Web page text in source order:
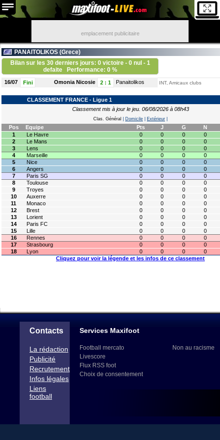
emplacement publicitaire
PANAITOLIKOS (Grece)
Bilan sur les 30 derniers jours: 0 victoire - 0 nul - 1
defaite
Performance: 0 %
16/07 Fini Omonia Nicosie 2 : 1 Panaitolikos INT, Amicaux clubs
CLASSEMENT FRANCE - Ligue 1
Classement mis à jour le jeu. 06/08/2026 à 08h43
Clas. Général Domicile Extérieur
Pos Equipe Pts J G
N
1
Le Havre 0 0 0
0
2
Le Mans 0 0 0
0
3
Lens 0 0 0
0
4
Marseille 0 0 0
0
5
Nice 0 0 0
0
6
Angers 0 0 0
0
7
Paris SG 0 0 0
0
8
Toulouse 0 0 0
0
9
Troyes 0 0 0
0
10
Auxerre 0 0 0
0
11
Monaco 0 0 0
0
12
Brest 0 0 0
0
13
Lorient 0 0 0
0
14
Paris FC 0 0 0
0
15
Lille 0 0 0
0
16
Rennes 0 0 0
0
17
Strasbourg 0 0 0
0
18
Lyon 0 0 0
0
Cliquez pour voir la légende et les infos de ce classement
Contacts
La rédaction
Publicité
Recrutement
Infos légales
Liens
football
Services Maxifoot
Football mercato
Livescore
Flux RSS foot
Choix de consentement
Non au racisme